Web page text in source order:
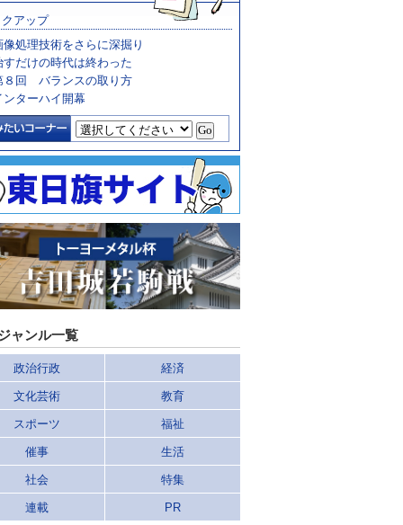
アップ
像処理技術をさらに深掘り
すだけの時代は終わった
８回 バランスの取り方
ンターハイ開幕
ャンル一覧
政治行政 経済
文化芸術 教育
スポーツ 福祉
催事 生活
社会 特集
連載 PR